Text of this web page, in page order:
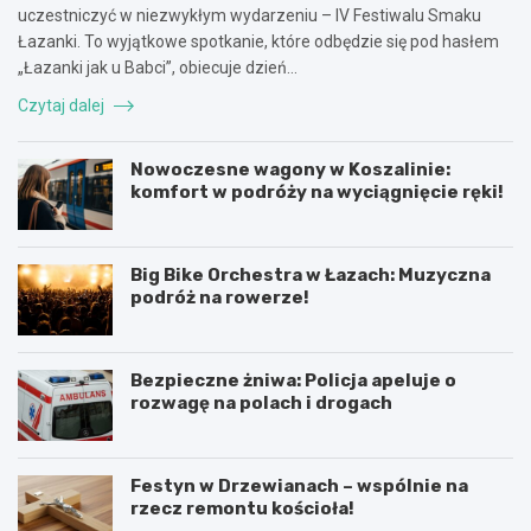
uczestniczyć w niezwykłym wydarzeniu – IV Festiwalu Smaku
Łazanki. To wyjątkowe spotkanie, które odbędzie się pod hasłem
„Łazanki jak u Babci”, obiecuje dzień…
Czytaj dalej
Nowoczesne wagony w Koszalinie:
komfort w podróży na wyciągnięcie ręki!
Big Bike Orchestra w Łazach: Muzyczna
podróż na rowerze!
Bezpieczne żniwa: Policja apeluje o
rozwagę na polach i drogach
Festyn w Drzewianach – wspólnie na
rzecz remontu kościoła!